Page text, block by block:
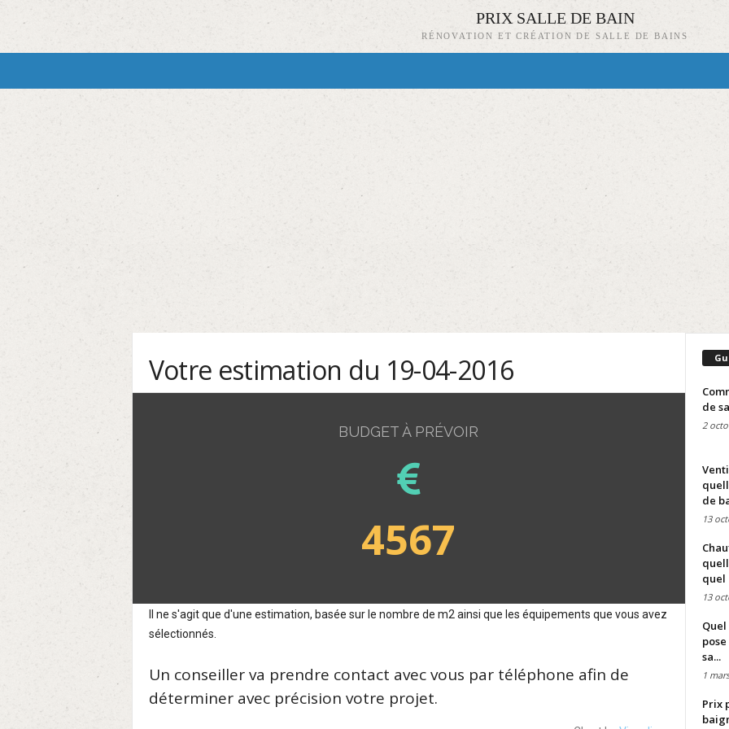
PRIX SALLE DE BAIN
RÉNOVATION ET CRÉATION DE SALLE DE BAINS
Votre estimation du 19-04-2016
BUDGET À PRÉVOIR
4567
Il ne s'agit que d'une estimation, basée sur le nombre de m2 ainsi que les équipements que vous avez
sélectionnés.
Un conseiller va prendre contact avec vous par téléphone afin de
déterminer avec précision votre projet.
de
2
de
13
quel
13
sa...
1
Prix